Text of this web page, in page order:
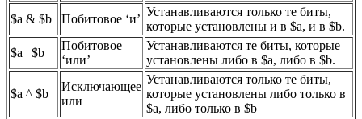
$a & $b
Побитовое ‘и’
Устанавливаются только те биты,
которые установлены и в $a, и в $b.
$a | $b
Побитовое
‘или’
Устанавливаются те биты, которые
установлены либо в $a, либо в $b.
$a ^ $b
Исключающее
или
Устанавливаются только те биты,
которые установлены либо только в
$a, либо только в $b